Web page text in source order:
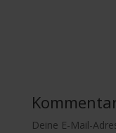
Deine E-Mail-